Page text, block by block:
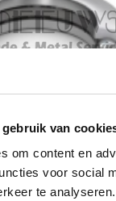
van
om content en
voor social
te